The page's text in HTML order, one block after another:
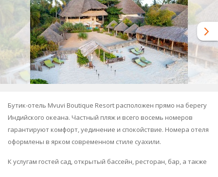
Бутик-отель Mvuvi Boutique Resort расположен прямо на берегу
Индийского океана. Частный пляж и всего восемь номеров
гарантируют комфорт, уединение и спокойствие. Номера отеля
оформлены в ярком современном стиле суахили.
К услугам гостей сад, открытый бассейн, ресторан, бар, а также